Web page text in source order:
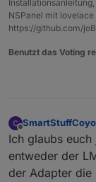
NSPanel mit
https://github.com/
Benutzt das Voting
Offline
Ich glaubs
entweder der
der Adapter die